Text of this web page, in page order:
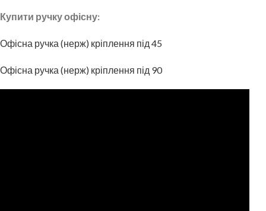
Купити ручку офісну:
Офісна ручка (нерж) кріплення під 45
Офісна ручка (нерж) кріплення під 90